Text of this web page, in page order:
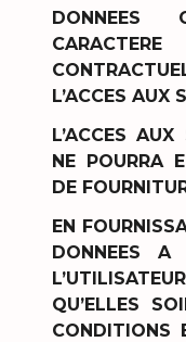
DONNEES
L’ACCES AUX
L’ACCES
NE POURRA
DE
EN
DONNEES A
QU’ELLES
CONDITIONS